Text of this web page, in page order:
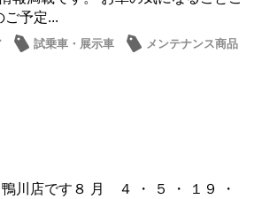
ご予定...
試乗車・展示車
メンテナンス商品
川店です８ 月 ４ ・ ５ ・ １９ ・